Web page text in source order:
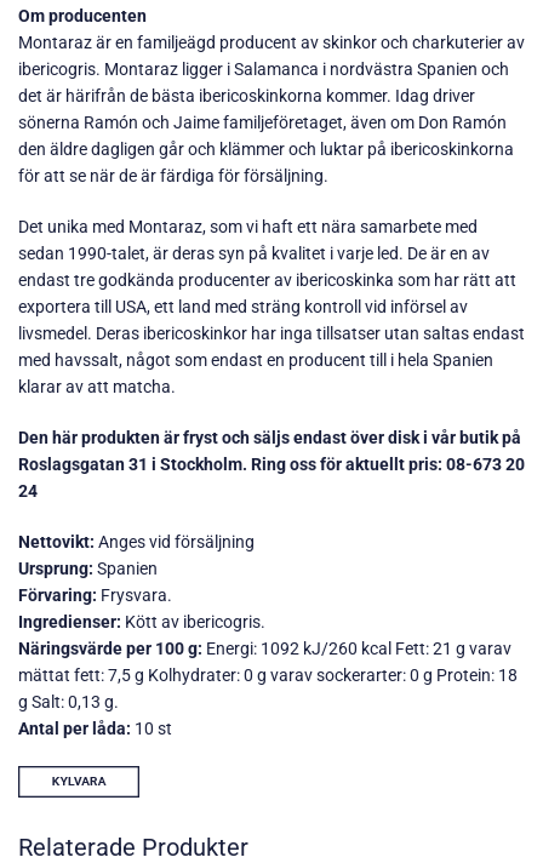
Om producenten
Montaraz är en familjeägd producent av skinkor och charkuterier av
ibericogris. Montaraz ligger i Salamanca i nordvästra Spanien och
det är härifrån de bästa ibericoskinkorna kommer. Idag driver
sönerna Ramón och Jaime familjeföretaget, även om Don Ramón
den äldre dagligen går och klämmer och luktar på ibericoskinkorna
för att se när de är färdiga för försäljning.
Det unika med Montaraz, som vi haft ett nära samarbete med
sedan 1990-talet, är deras syn på kvalitet i varje led. De är en av
endast tre godkända producenter av ibericoskinka som har rätt att
exportera till USA, ett land med sträng kontroll vid införsel av
livsmedel. Deras ibericoskinkor har inga tillsatser utan saltas endast
med havssalt, något som endast en producent till i hela Spanien
klarar av att matcha.
Den här produkten är fryst och säljs endast över disk i vår butik på
Roslagsgatan 31 i Stockholm. Ring oss för aktuellt pris: 08-673 20
24
Nettovikt: Anges vid försäljning
Ursprung: Spanien
Förvaring: Frysvara.
Ingredienser: Kött av ibericogris.
Näringsvärde per 100 g: Energi: 1092 kJ/260 kcal Fett: 21 g varav
mättat fett: 7,5 g Kolhydrater: 0 g varav sockerarter: 0 g Protein: 18
g Salt: 0,13 g.
Antal per låda: 10 st
Relaterade Produkter